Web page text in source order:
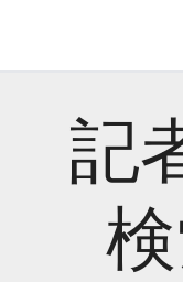
記